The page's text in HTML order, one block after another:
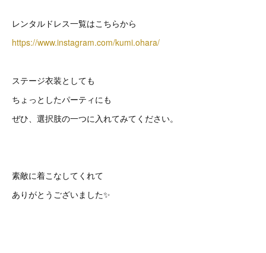
レンタルドレス一覧はこちらから
https://www.instagram.com/kumi.ohara/
ステージ衣装としても
ちょっとしたパーティにも
ぜひ、選択肢の一つに入れてみてください。
素敵に着こなしてくれて
ありがとうございました✨